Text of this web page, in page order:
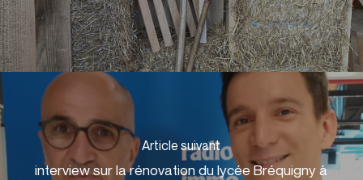
Article suivant
interview sur la rénovation du lycée Bréquigny à